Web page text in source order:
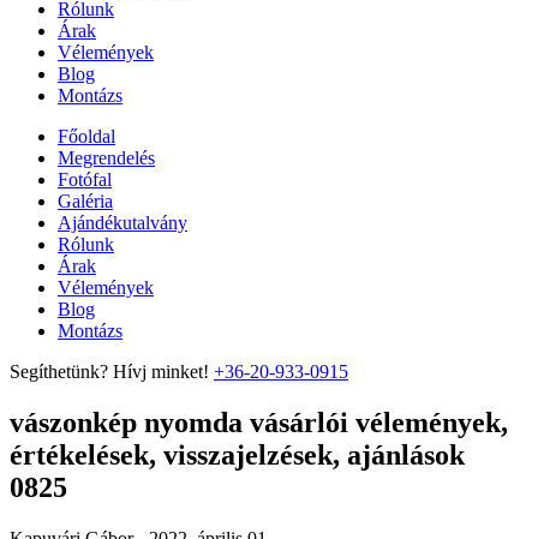
Rólunk
Árak
Vélemények
Blog
Montázs
Főoldal
Megrendelés
Fotófal
Galéria
Ajándékutalvány
Rólunk
Árak
Vélemények
Blog
Montázs
Segíthetünk? Hívj minket! +36-20-933-0915
vászonkép nyomda vásárlói vélemények,
értékelések, visszajelzések, ajánlások
0825